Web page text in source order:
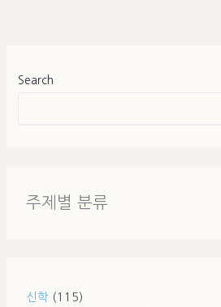
Search
주제별 분류
신학 (115)